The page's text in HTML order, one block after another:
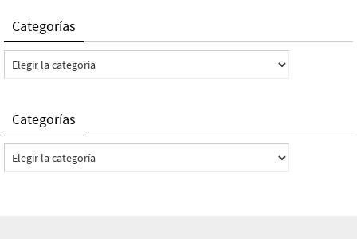
Categorías
Categorías
Categorías
Categorías